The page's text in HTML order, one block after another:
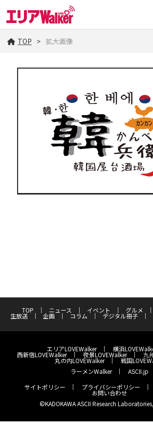
TOP 拡大画像
TOP ニュース イベント グルメ
生放送 企画 コラム デジタル冊子
エリアLOVEWalker 横浜
西新宿LOVEWalker 夜景LOVEWalker 九
丸の内LOVEWalker
戦国
ラーメンWalker
ASCII.jp
サイトポリシー
プライバシーポリシー
お問い合わせ
©KADOKAWA ASCII Research